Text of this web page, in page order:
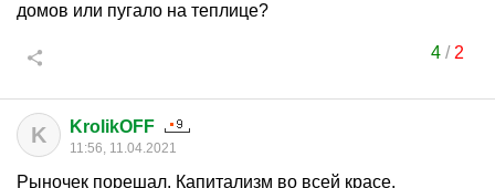
домов или пугало на теплице?
4/ 2
K KrolikOFF
11:56, 11.04.2021
Рыночек порешал. Капитализм во всей красе.